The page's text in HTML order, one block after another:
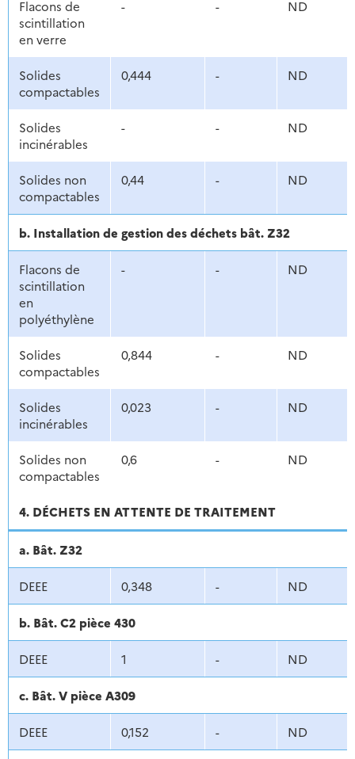
Flacons de
scintillation
en verre
- - ND
Solides
compactables
0,444 - ND
Solides
incinérables
- - ND
Solides non
compactables
0,44 - ND
b. Installation de gestion des déchets bât. Z32
Flacons de
scintillation
en
polyéthylène
- - ND
Solides
compactables
0,844 - ND
Solides
incinérables
0,023 - ND
Solides non
compactables
0,6 - ND
4. DÉCHETS EN ATTENTE DE TRAITEMENT
a. Bât. Z32
DEEE 0,348 - ND
b. Bât. C2 pièce 430
DEEE 1 - ND
c. Bât. V pièce A309
DEEE 0,152 - ND